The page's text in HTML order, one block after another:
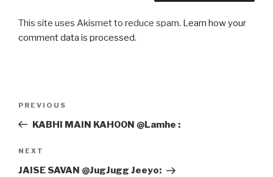
This site uses Akismet to reduce spam. Learn how your
comment data is processed.
Previous
Post
PREVIOUS
KABHI MAIN KAHOON @Lamhe :
Next
Post
NEXT
JAISE SAVAN @JugJugg Jeeyo: